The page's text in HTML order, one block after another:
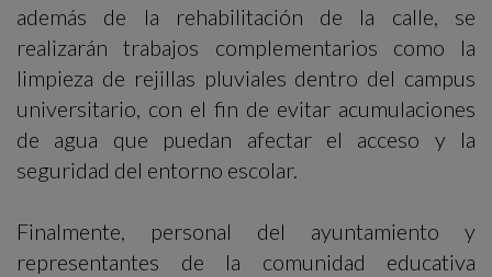
además de la rehabilitación de la calle, se
realizarán trabajos complementarios como la
limpieza de rejillas pluviales dentro del campus
universitario, con el fin de evitar acumulaciones
de agua que puedan afectar el acceso y la
seguridad del entorno escolar.
Finalmente, personal del ayuntamiento y
representantes de la comunidad educativa